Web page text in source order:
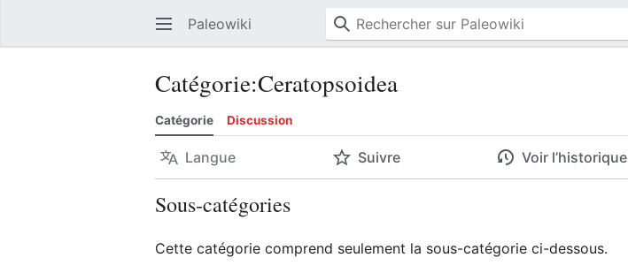
Paleowiki
Catégorie:Ceratopsoidea
Catégorie Discussion
Langue Suivre Voir l’historique
Sous-catégories
Cette catégorie comprend seulement la sous-catégorie ci-dessous.